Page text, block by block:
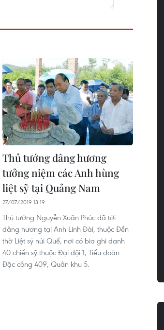
Thủ tướng dâng hương
tưởng niệm các Anh hùng
liệt sỹ tại Quảng Nam
27/07/2019 13:19
Thủ tướng Nguyễn Xuân Phúc đã tới
dâng hương tại Anh Linh Đài, thuộc Đền
thờ Liệt sỹ núi Quế, nơi có bia ghi danh
40 chiến sỹ thuộc Đại đội 1, Tiểu đoàn
Đặc công 409, Quân khu 5.